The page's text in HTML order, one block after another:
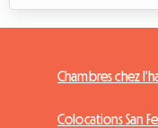
Chambres chez
Colocations San